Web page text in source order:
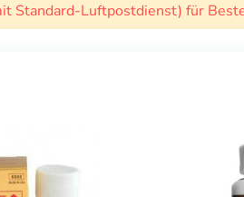
Standard-Luftpostdienst) für